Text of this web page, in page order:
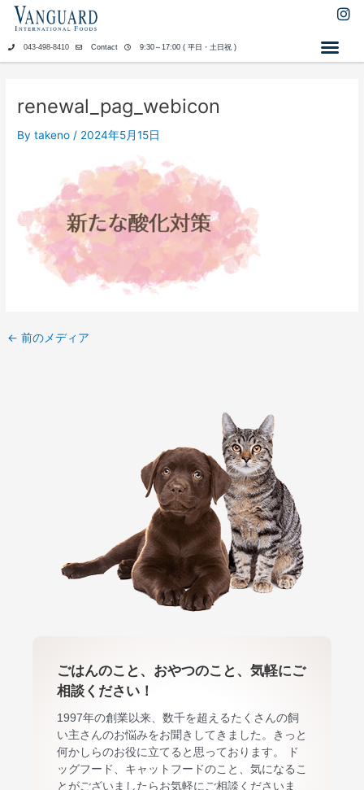
ス
I
043-498-8410 Contact 9:30～17:00 ( 平日・土日祝 )
renewal_pag_webicon
Bytakeno / 2024年5月15日
← 前のメディア
ごはんのこと、おやつのこと、気軽にご
相談ください！
1997年の創業以来、数千を超えるたくさんの飼
い主さんのお悩みをお聞きしてきました。きっと
何かしらのお役に立てると思っております。 ド
ッグフード、キャットフードのこと、気になるこ
とがございましたらお気軽にご相談くださいま